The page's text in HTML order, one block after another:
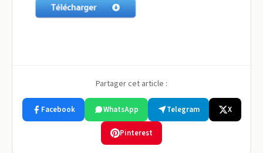
Partager cet article :
Facebook WhatsApp Telegram X
Pinterest